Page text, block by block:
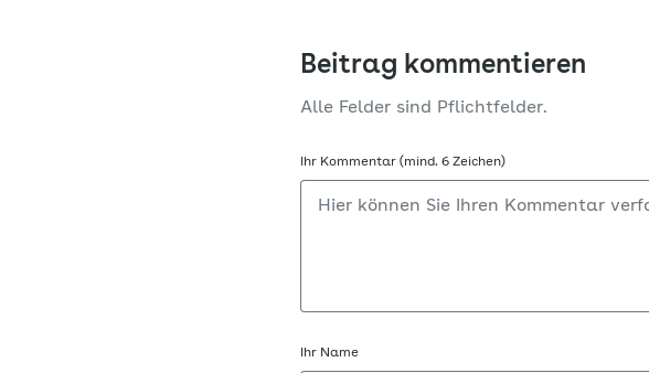
Beitrag kommentieren
Alle Felder sind Pflichtfelder.
Ihr Kommentar (mind. 6 Zeichen)
Ihr Name